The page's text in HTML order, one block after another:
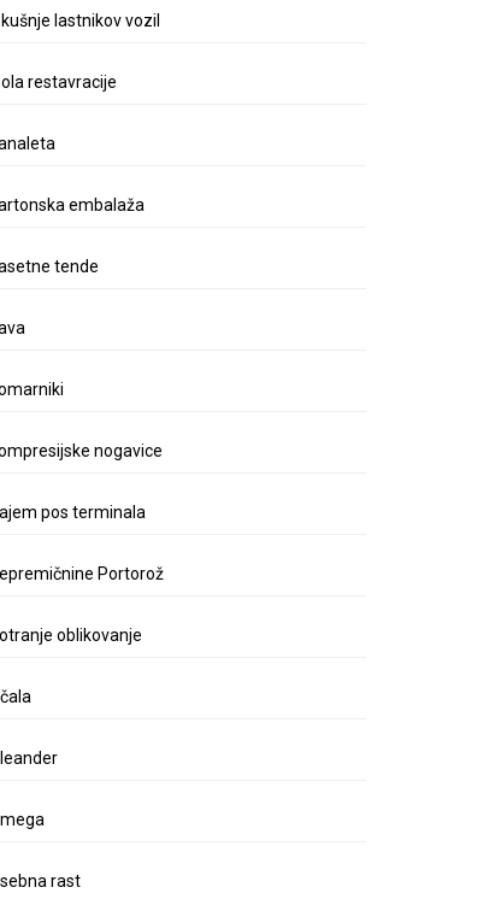
lastnikov vozil
restavracije
embalaža
tende
nogavice
pos terminala
Portorož
oblikovanje
rast